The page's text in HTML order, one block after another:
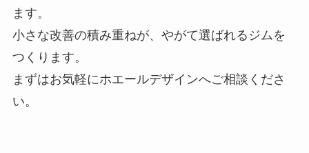
ます。
小さな改善の積み重ねが、やがて選ばれるジムを
つくります。
まずはお気軽にホエールデザインへご相談くださ
い。